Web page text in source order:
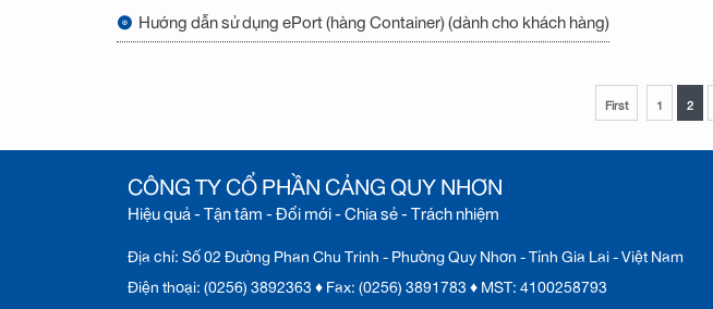
Hướng dẫn sử dụng ePort (hàng Container) (dành cho khách hàng)
First 1 2
CÔNG TY CỔ PHẦN CẢNG QUY NHƠN
Hiệu quả - Tận tâm - Đổi mới - Chia sẻ - Trách nhiệm
Địa chỉ: Số 02 Đường Phan Chu Trinh - Phường Quy Nhơn - Tỉnh Gia Lai - Việt Nam
Điện thoại: (0256) 3892363 ♦ Fax: (0256) 3891783 ♦ MST: 4100258793